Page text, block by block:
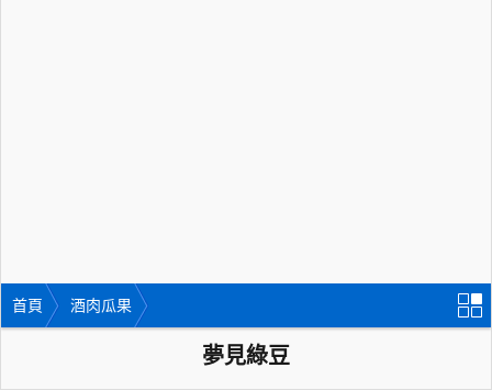
首頁 酒肉瓜果
夢見綠豆